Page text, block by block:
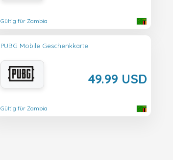
Gültig für Zambia
PUBG Mobile Geschenkkarte
49.99 USD
Gültig für Zambia